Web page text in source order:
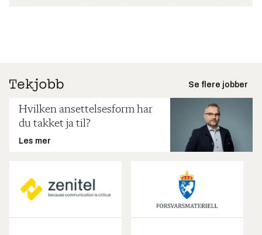
Se flere jobber
Hvilken ansettelsesform har
du takket ja til?
Les mer